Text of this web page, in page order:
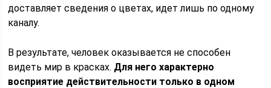
доставляет сведения о цветах, идет лишь по одному
каналу.
В результате, человек оказывается не способен
видеть мир в красках. Для него характерно
восприятие действительности только в одном